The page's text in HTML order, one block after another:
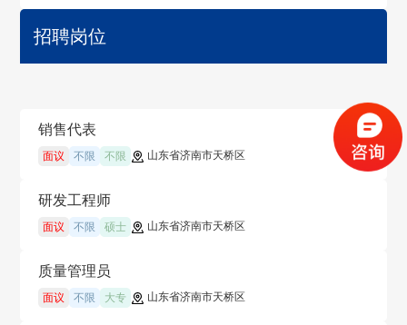
招聘岗位
销售代表
面议 不限 不限 山东省济南市天桥区
研发工程师
面议 不限 硕士 山东省济南市天桥区
质量管理员
面议 不限 大专 山东省济南市天桥区